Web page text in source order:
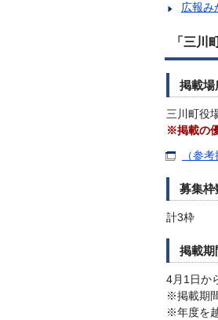
広報み
「三川
掲載場
三川町役
※掲載の
（参
募集枠
計3枠
掲載期
4月1日か
※掲載期
※年度を